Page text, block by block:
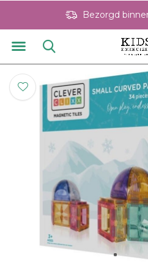
Bezorgd